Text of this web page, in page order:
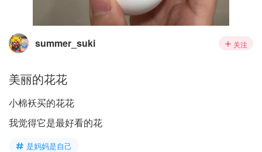
summer_suki 关注
美丽的花花
小棉袄买的花花
我觉得它是最好看的花
是妈妈是自己